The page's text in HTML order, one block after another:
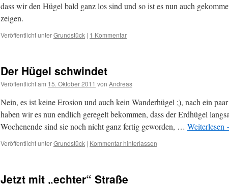
dass wir den Hügel bald ganz los sind und so ist es nun auch
zeigen.
Veröffentlicht unterGrundstück | 1 Kommentar
Der Hügel schwindet
Veröffentlicht am 15. Oktober 2011 von Andreas
Nein, es ist keine Erosion und auch kein Wanderhügel ;), nach ein
haben wir es nun endlich geregelt bekommen, dass der Erdhügel
Wochenende sind sie noch nicht ganz fertig geworden, … Weiterlesen
Veröffentlicht unterGrundstück | Kommentar hinterlassen
Jetzt mit „echter“ Straße